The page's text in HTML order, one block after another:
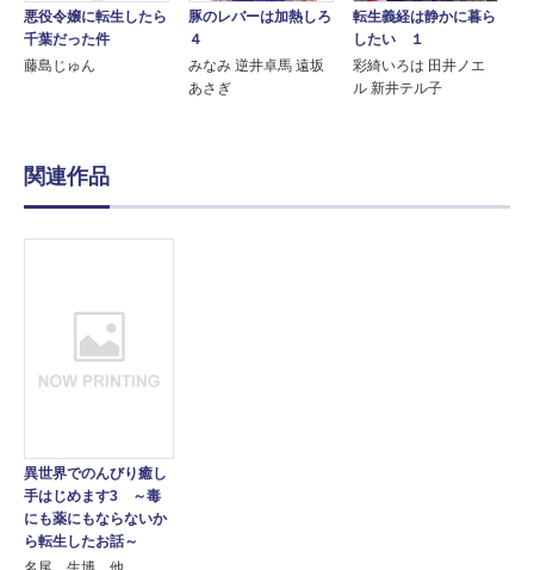
悪役令嬢に転生したら
千葉だった件
藤島じゅん
豚のレバーは加熱しろ
４
みなみ 逆井卓馬 遠坂
あさぎ
転生義経は静かに暮ら
したい １
彩綺いろは 田井ノエ
ル 新井テル子
関連作品
異世界でのんびり癒し
手はじめます3 ～毒
にも薬にもならないか
ら転生したお話～